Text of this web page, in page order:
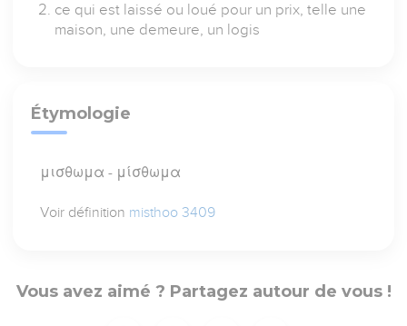
ce qui est laissé ou loué pour un prix, telle une
maison, une demeure, un logis
Étymologie
μισθωμα - μίσθωμα
Voir définition misthoo 3409
Vous avez aimé ? Partagez autour de vous !